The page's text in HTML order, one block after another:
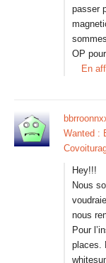
passer
OP
En
Wanted :
Hey!!!
Nous
nous
Pour
places.